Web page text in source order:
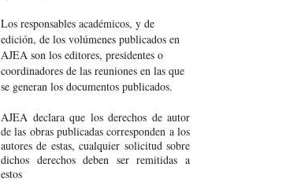
Los responsables académicos, y de
edición, de los volúmenes publicados en
AJEA son los editores, presidentes o
coordinadores de las reuniones en las que
se generan los documentos publicados.
AJEA declara que los derechos de autor
de las obras publicadas corresponden a los
autores de estas, cualquier solicitud sobre
dichos derechos deben ser remitidas a
estos